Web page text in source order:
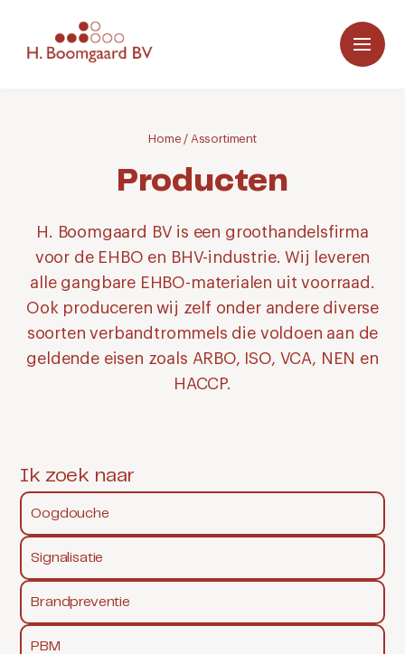
Home / Assortiment
Producten
H. Boomgaard BV is een groothandelsfirma
voor de EHBO en BHV-industrie. Wij leveren
alle gangbare EHBO-materialen uit voorraad.
Ook produceren wij zelf onder andere diverse
soorten verbandtrommels die voldoen aan de
geldende eisen zoals ARBO, ISO, VCA, NEN en
HACCP.
Ik zoek naar
Oogdouche
Signalisatie
Brandpreventie
PBM